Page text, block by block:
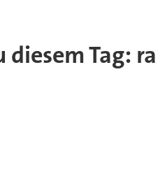
Tag: